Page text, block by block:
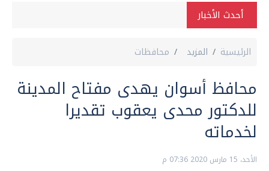
أحدث الأخبار
الرئيسية المزيد محافظات
محافظ أسوان يهدى مفتاح المدينة
للدكتور محدى يعقوب تقديرا
لخدماته
الأحد، 15 مارس 2020 07:36 م